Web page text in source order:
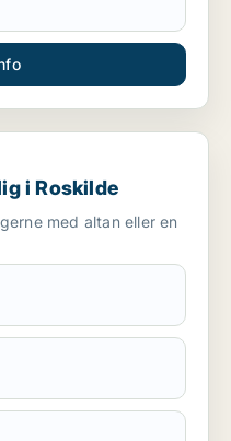
i Roskilde
med altan eller en